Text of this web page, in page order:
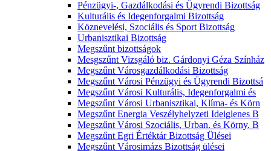
Pénzügyi-, Gazdálkodási és Ügyrendi Bizottság
Kulturális és Idegenforgalmi Bizottság
Köznevelési, Szociális és Sport Bizottság
Urbanisztikai Bizottság
Megszűnt bizottságok
Mesgszűnt Vizsgáló biz. Gárdonyi Géza Színház
Megszűnt Városgazdálkodási Bizottság
Megszűnt Városi Pénzügyi és Ügyrendi Bizottsá
Megszűnt Városi Kulturális, Idegenforgalmi és
Megszűnt Városi Urbanisztikai, Klíma- és Körn
Megszűnt Energia Veszélyhelyzeti Ideiglenes B
Megszűnt Városi Szociális, Urban. és Körny. B
Megszűnt Egri Értéktár Bizottság Ülései
Megszűnt Városimázs Bizottság ülései